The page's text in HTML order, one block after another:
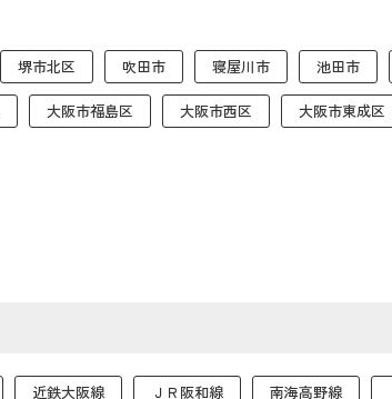
堺市北区 吹田市 寝屋川市 池田市
大阪市福島区 大阪市西区 大阪市東成区
近鉄大阪線 ＪＲ阪和線 南海高野線